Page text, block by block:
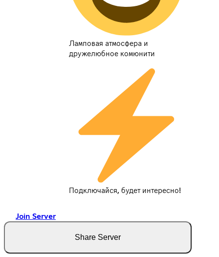
Ламповая атмосфера и
дружелюбное комюнити
Подключайся, будет интересно!
Join Server
Share Server